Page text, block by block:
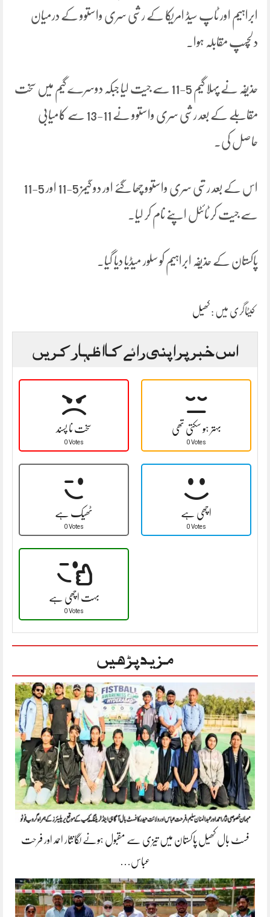
ابراہیم اور ٹاپ سیڈ امریکا کے رشی سری واستوو کے درمیان
دلچسپ مقابلہ ہوا۔
حذیفہ نے پہلا گیم 5-11 سے جیت لیا جبکہ دوسرے گیم میں سخت
مقابلے کے بعد رشی سری واستوو نے 11-13 سے کامیابی
حاصل کی۔
اس کے بعد رشی سری واستوو چھا گئے اور دو گیمز 5-11 اور 5-11
سے جیت کر ٹائٹل اپنے نام کر لیا۔
پاکستان کے حذیفہ ابراہیم کو سلور میڈیا دیا گیا۔
کیٹاگری میں : کھیل
اس خبر پر اپنی رائے کا اظہار کریں
سخت نا پسند
0 Votes
بہتر ہو سکتی تھی
0 Votes
ٹھیک ہے
0 Votes
اچھی ہے
0 Votes
بہت اچھی ہے
0 Votes
مزید پڑھیں
فسٹ بال کھیل پاکستان میں تیزی سے مقبول ہونے لگانثار احمد اور فرحت
عباس…